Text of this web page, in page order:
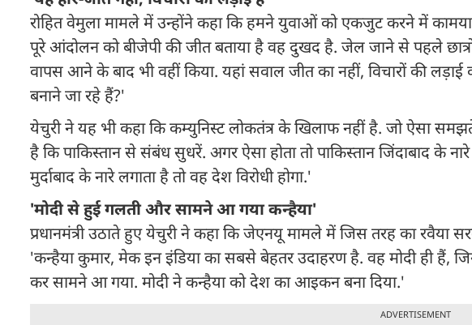
रोहित वेमुला मामले में उन्होंने कहा कि हमने युवाओं को एकजुट करने में
पूरे आंदोलन को बीजेपी की जीत बताया है वह दुखद है. जेल जाने से पहले
वापस आने के बाद भी वहीं किया. यहां सवाल जीत का नहीं, विचारों की लड़ाई
बनाने जा रहे हैं?'
येचुरी ने यह भी कहा कि कम्युनिस्ट लोकतंत्र के खिलाफ नहीं है. जो ऐसा
है कि पाकिस्तान से संबंध सुधरें. अगर ऐसा होता तो पाकिस्तान जिंदाबाद के
मुर्दाबाद के नारे लगाता है तो वह देश विरोधी होगा.'
'मोदी से हुई गलती और सामने आ गया कन्हैया'
प्रधानमंत्री उठाते हुए येचुरी ने कहा कि जेएनयू मामले में जिस तरह का रवैया
'कन्हैया कुमार, मेक इन इंडिया का सबसे बेहतर उदाहरण है. वह मोदी ही हैं,
कर सामने आ गया. मोदी ने कन्हैया को देश का आइकन बना दिया.'
ADVERTISEMENT